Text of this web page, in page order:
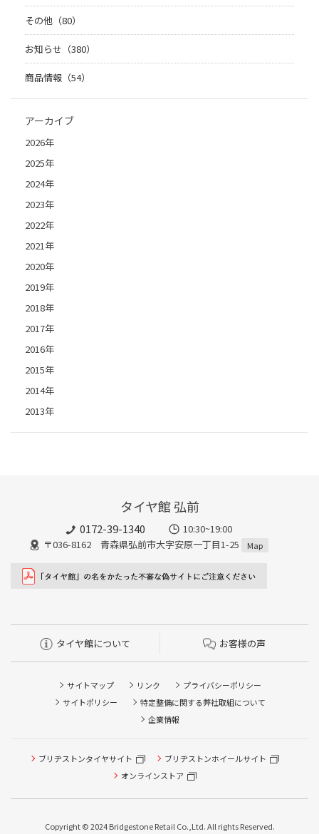
その他（80）
お知らせ（380）
商品情報（54）
アーカイブ
2026年
2025年
2024年
2023年
2022年
2021年
2020年
2019年
2018年
2017年
2016年
2015年
2014年
2013年
タイヤ館 弘前
0172-39-1340
10:30~19:00
〒036-8162 青森県弘前市大字安原一丁目1-25
Map
タイヤ館について お客様の声
サイトマップ リンク
プライバシーポリシー
サイトポリシー
特定整備に関する弊社取組について
企業情報
ブリヂストンタイヤサイト
ブリヂストンホイールサイト
オンラインストア
Copyright © 2024 Bridgestone Retail Co.,Ltd. All rights Reserved.
タイヤ点検・安全点検/タイヤ履き替え/オイル交換/その他
ピット作業の予約
本日のタイヤ履き替え順番待ち予約 ※クローク契約会員の